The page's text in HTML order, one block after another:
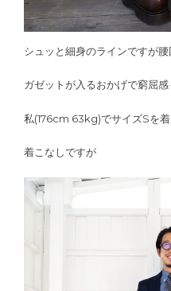
シュッと細身のラインですが腰
ガゼットが入るおかげで窮屈感
私(176cm 63kg)でサイズSを着
着こなしですが